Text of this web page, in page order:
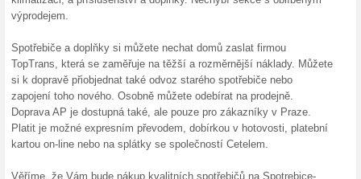
Skončené nabídky... (25x)